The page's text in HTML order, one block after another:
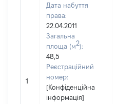
1
Дата набуття
права:
22.04.2011
Загальна
площа (м2):
48,5
Реєстраційний
номер:
[Конфіденційна
інформація]